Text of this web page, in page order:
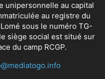
unipersonnelle au capital
au registre du
sous le numéro TG-
siège social est situé sur
du camp RCGP.